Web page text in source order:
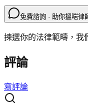
免費諮詢 · 助你搵啱律
揀選你的法律範疇，我
評論
寫評論